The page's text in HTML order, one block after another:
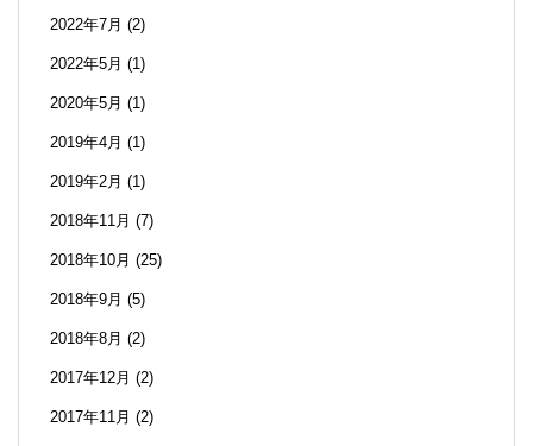
2022年7月 (2)
2022年5月 (1)
2020年5月 (1)
2019年4月 (1)
2019年2月 (1)
2018年11月 (7)
2018年10月 (25)
2018年9月 (5)
2018年8月 (2)
2017年12月 (2)
2017年11月 (2)